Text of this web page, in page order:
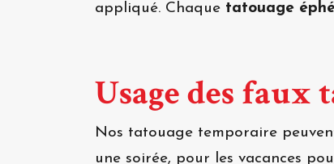
appliqué. Chaque tatouage
Usage des faux
Nos tatouage temporaire
une soirée, pour les vacances